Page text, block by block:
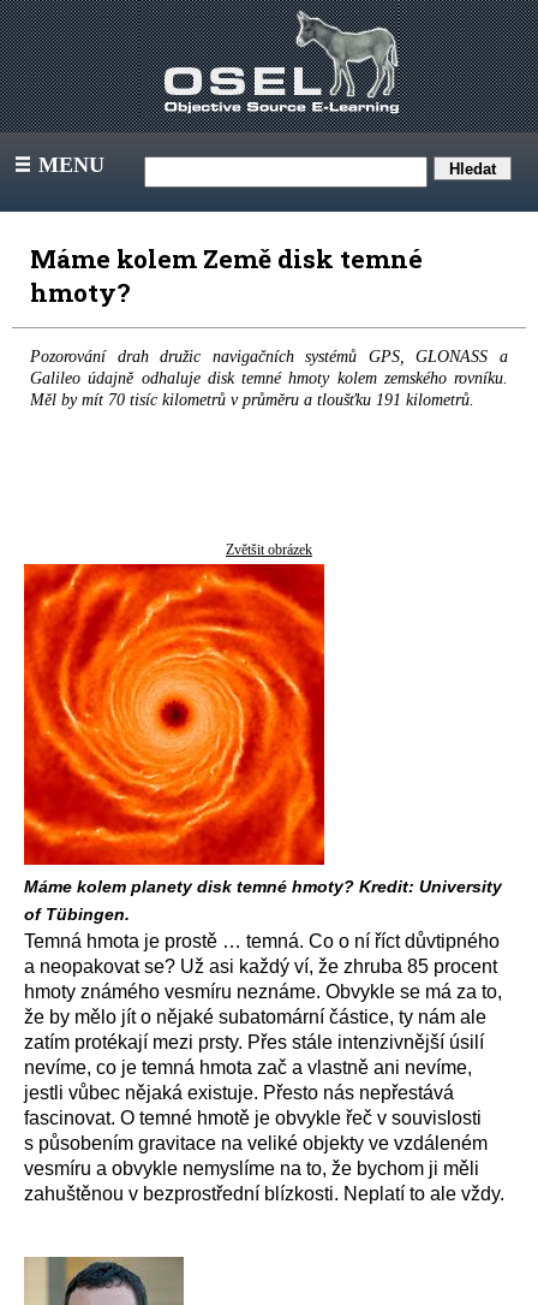
III MENU
Máme kolem Země disk temné
hmoty?
Pozorování drah družic navigačních systémů GPS, GLONASS a
Galileo údajně odhaluje disk temné hmoty kolem zemského rovníku.
Měl by mít 70 tisíc kilometrů v průměru a tloušťku 191 kilometrů.
Zvětšit obrázek
Máme kolem planety disk temné hmoty? Kredit: University
of Tübingen.
Temná hmota je prostě … temná. Co o ní říct důvtipného
a neopakovat se? Už asi každý ví, že zhruba 85 procent
hmoty známého vesmíru neznáme. Obvykle se má za to,
že by mělo jít o nějaké subatomární částice, ty nám ale
zatím protékají mezi prsty. Přes stále intenzivnější úsilí
nevíme, co je temná hmota zač a vlastně ani nevíme,
jestli vůbec nějaká existuje. Přesto nás nepřestává
fascinovat. O temné hmotě je obvykle řeč v souvislosti
s působením gravitace na veliké objekty ve vzdáleném
vesmíru a obvykle nemyslíme na to, že bychom ji měli
zahuštěnou v bezprostřední blízkosti. Neplatí to ale vždy.